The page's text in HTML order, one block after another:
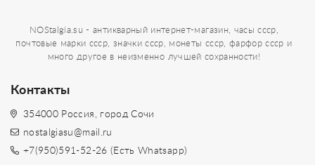
NOStalgia.su - антикварный интернет-магазин, часы ссср,
почтовые марки ссср, значки ссср, монеты ссср, фарфор ссср и
много другое в неизменно лучшей сохранности!
Контакты
354000 Россия, город Сочи
nostalgiasu@mail.ru
+7(950)591-52-26 (Есть Whatsapp)